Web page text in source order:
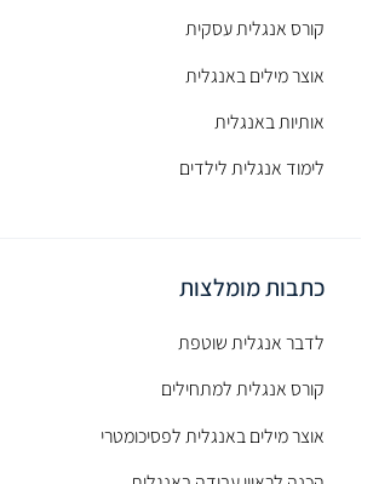
קורס אנגלית עסקית
אוצר מילים באנגלית
אותיות באנגלית
לימוד אנגלית לילדים
כתבות מומלצות
לדבר אנגלית שוטפת
קורס אנגלית למתחילים
אוצר מילים באנגלית לפסיכומטרי